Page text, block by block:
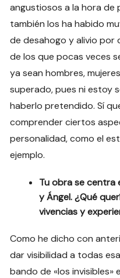
angustiosos a la hora de
también los ha habido
de desahogo y alivio por
de los que pocas veces
ya sean hombres,
superado, pues ni estoy
haberlo pretendido. Sí
comprender ciertos
personalidad, como el
ejemplo.
Tu obra se centra
y Ángel. ¿Qué
vivencias y
Como he dicho con
dar visibilidad a todas
bando de «los invisibles»